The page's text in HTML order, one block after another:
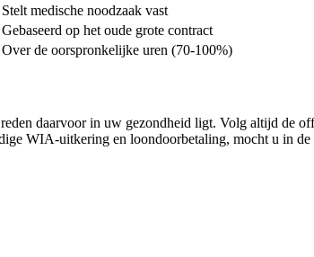
Stelt medische noodzaak vast
Gebaseerd op het oude grote contract
Over de oorspronkelijke uren (70-100%)
daarvoor in uw gezondheid ligt. Volg altijd de
WIA-uitkering en loondoorbetaling, mocht u in